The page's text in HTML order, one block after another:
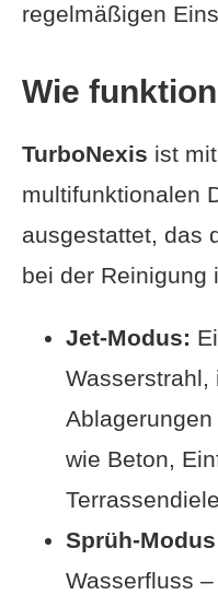
regelmäßigen
Wie
TurboNexis ist
multifunktionalen
ausgestattet, das
bei der Reinigung
Jet-Modus:
Wasserstrahl,
wie Beton,
Sprüh-
Wasserfluss –